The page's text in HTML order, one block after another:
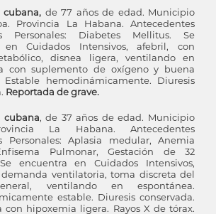
cubana, de 77 años de edad. Municipio
Provincia La Habana. Antecedentes
Personales: Diabetes Mellitus. Se
en Cuidados Intensivos, afebril, con
disnea ligera, ventilando en
con suplemento de oxígeno y buena
Estable hemodinámicamente. Diuresis
Reportada de grave.
cubana, de 37 años de edad. Municipio
La Habana. Antecedentes
Personales: Aplasia medular, Anemia
Pulmonar, Gestación de 32
encuentra en Cuidados Intensivos,
ventilatoria, toma discreta del
ventilando en espontánea.
estable. Diuresis conservada.
con hipoxemia ligera. Rayos X de tórax.